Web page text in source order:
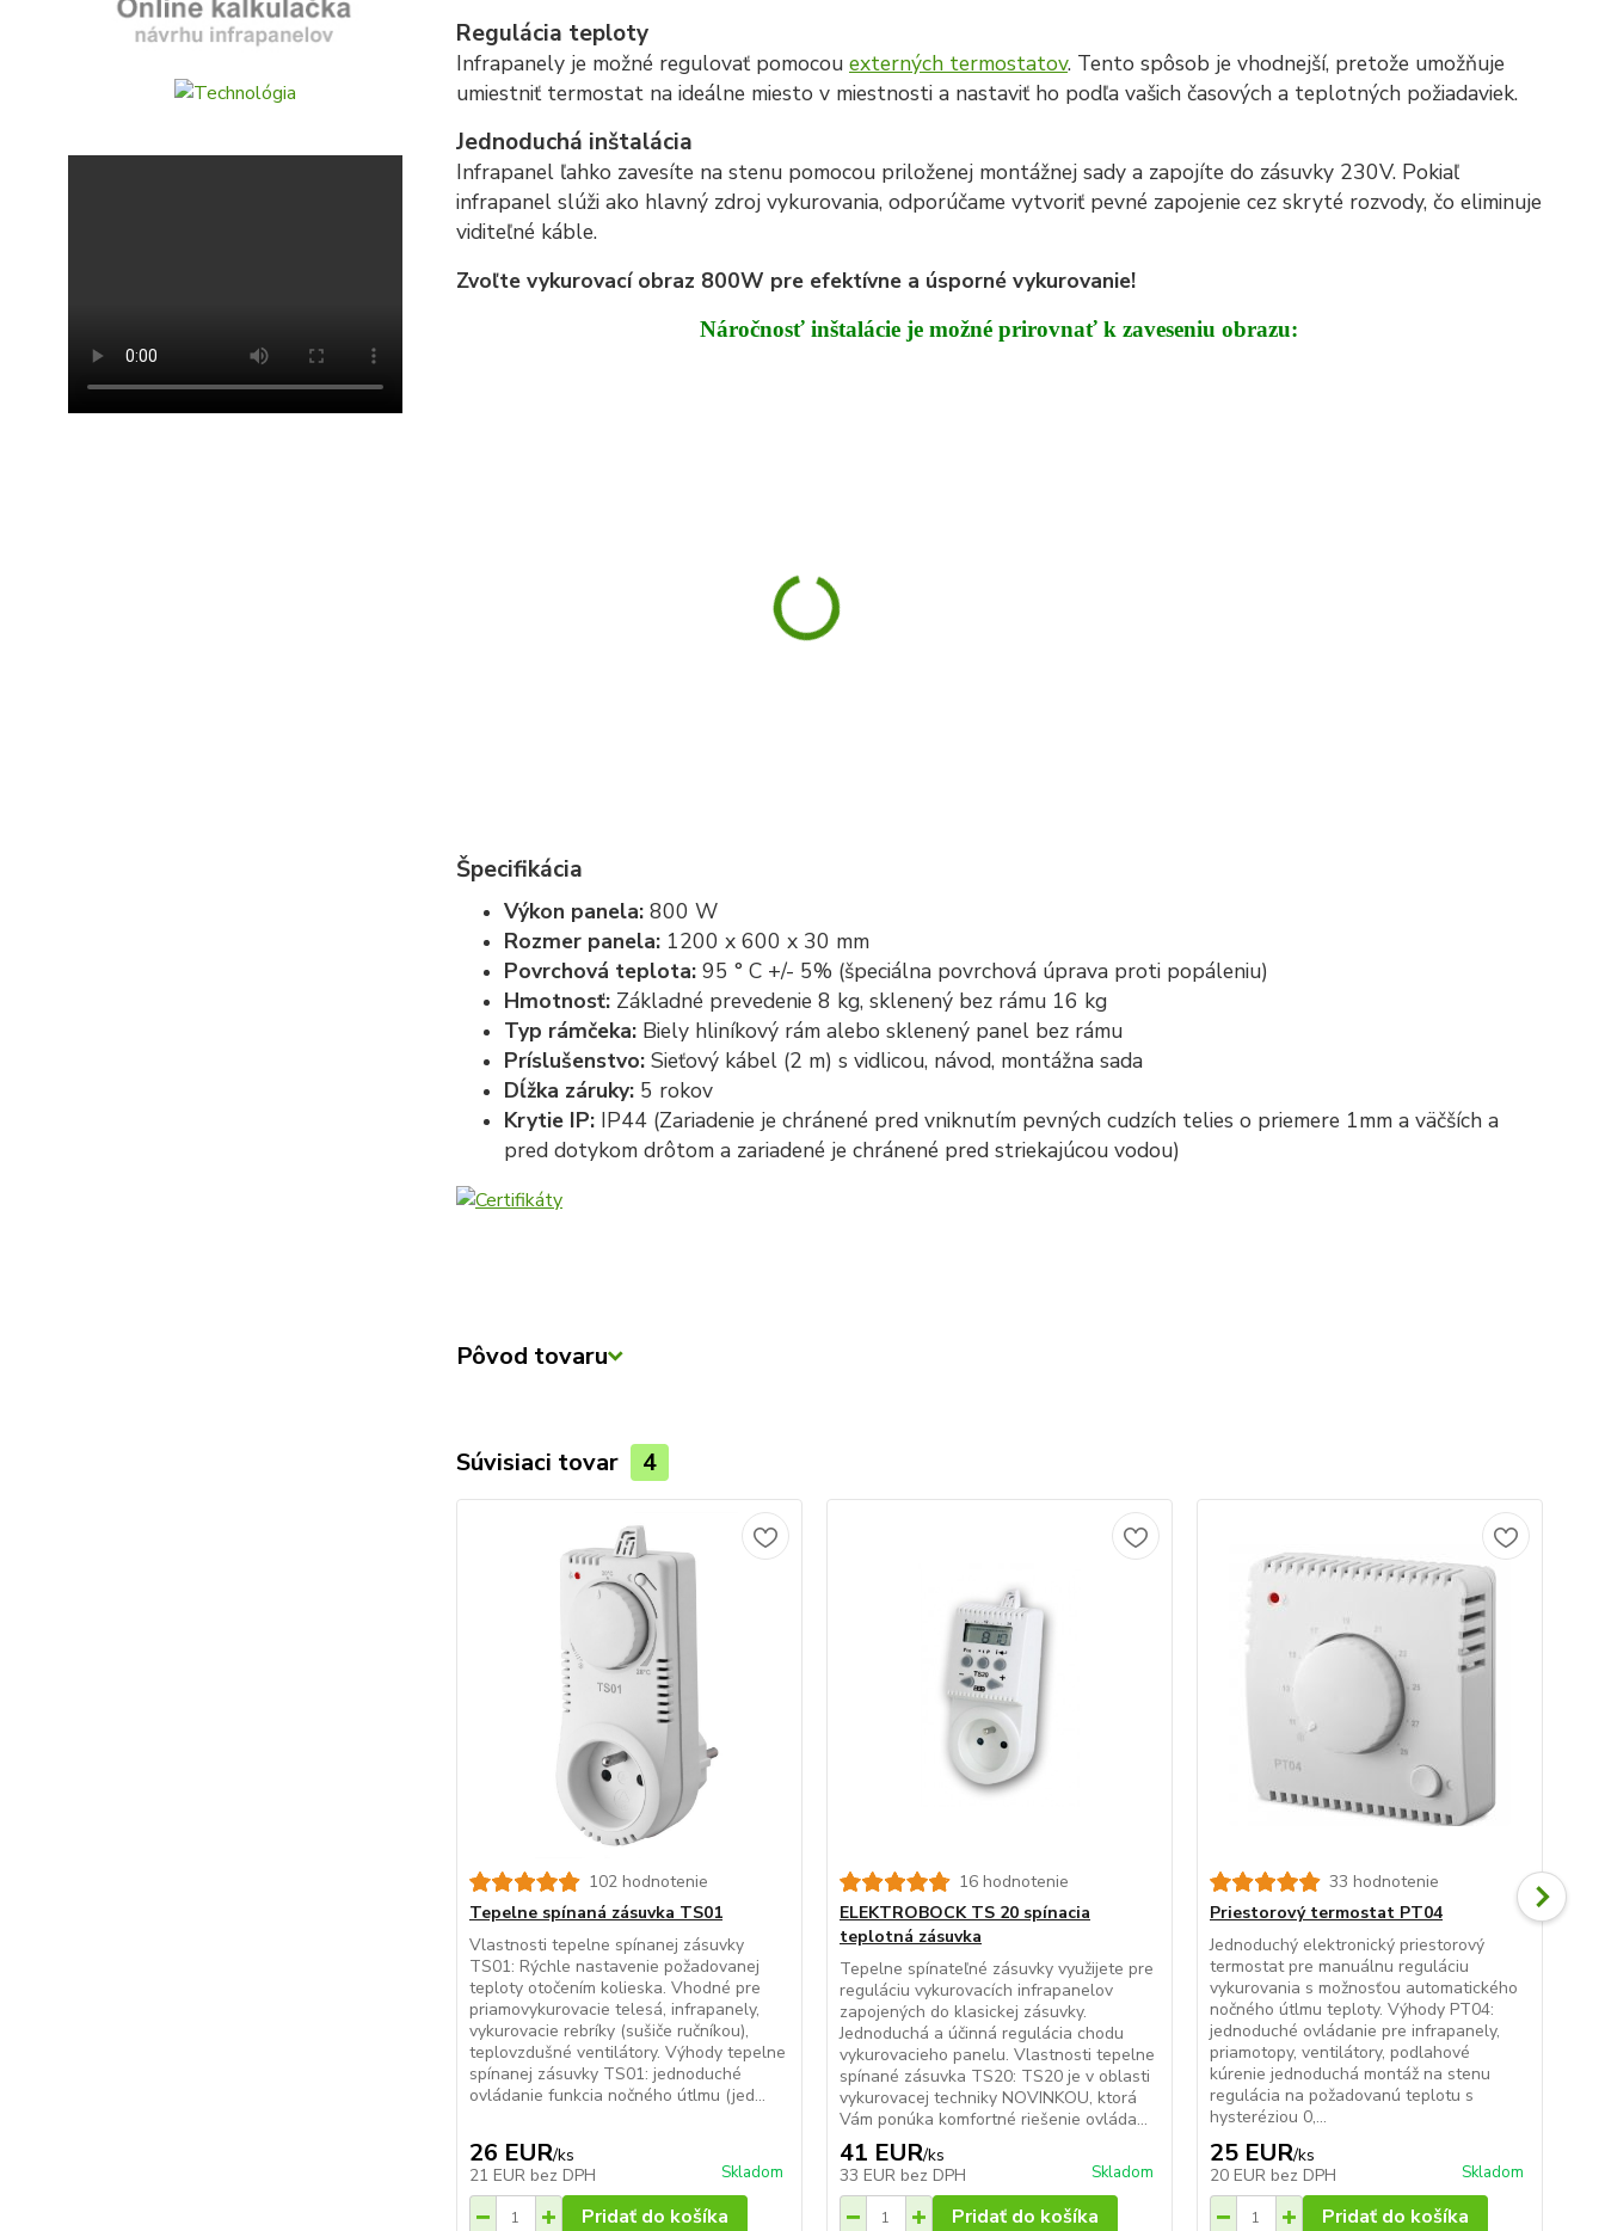
Regulácia teploty
Infrapanely je možné regulovať pomocou externých termostatov. Tento spôsob je vhodnejší, pretože umožňuje
umiestniť termostat na ideálne miesto v miestnosti a nastaviť ho podľa vašich časových a teplotných požiadaviek.
Jednoduchá inštalácia
Infrapanel ľahko zavesíte na stenu pomocou priloženej montážnej sady a zapojíte do zásuvky 230V. Pokiaľ
infrapanel slúži ako hlavný zdroj vykurovania, odporúčame vytvoriť pevné zapojenie cez skryté rozvody, čo eliminuje
viditeľné káble.
Zvoľte vykurovací obraz 800W pre efektívne a úsporné vykurovanie!
Náročnosť inštalácie je možné prirovnať k zaveseniu obrazu:
Špecifikácia
Výkon panela: 800 W
Rozmer panela: 1200 x 600 x 30 mm
Povrchová teplota:95 ° C +/- 5% (špeciálna povrchová úprava proti popáleniu)
Hmotnosť: Základné prevedenie 8 kg, sklenený bez rámu 16 kg
Typ rámčeka: Biely hliníkový rám alebo sklenený panel bez rámu
Príslušenstvo:Sieťový kábel (2 m) s vidlicou, návod, montážna sada
Dĺžka záruky: 5 rokov
Krytie IP:IP44 (Zariadenie je chránené pred vniknutím pevných cudzích telies o priemere 1mm a väčších a
pred dotykom drôtom a zariadené je chránené pred striekajúcou vodou)
Pôvod tovaru
Súvisiaci tovar 4
102 hodnotenie
Tepelne spínaná zásuvka TS01
Vlastnosti tepelne spínanej zásuvky
TS01: Rýchle nastavenie požadovanej
teploty otočením kolieska. Vhodné pre
priamovykurovacie telesá, infrapanely,
vykurovacie rebríky (sušiče ručníkou),
teplovzdušné ventilátory. Výhody tepelne
spínanej zásuvky TS01: jednoduché
ovládanie funkcia nočného útlmu (jed...
26 EUR/ks
21 EUR bez DPH Skladom
Pridať do košíka
16 hodnotenie
ELEKTROBOCK TS 20 spínacia
teplotná zásuvka
Tepelne spínateľné zásuvky využijete pre
reguláciu vykurovacích infrapanelov
zapojených do klasickej zásuvky.
Jednoduchá a účinná regulácia chodu
vykurovacieho panelu. Vlastnosti tepelne
spínané zásuvka TS20: TS20 je v oblasti
vykurovacej techniky NOVINKOU, ktorá
Vám ponúka komfortné riešenie ovláda...
41 EUR/ks
33 EUR bez DPH Skladom
Pridať do košíka
33 hodnotenie
Priestorový termostat PT04
Jednoduchý elektronický priestorový
termostat pre manuálnu reguláciu
vykurovania s možnosťou automatického
nočného útlmu teploty. Výhody PT04:
jednoduché ovládanie pre infrapanely,
priamotopy, ventilátory, podlahové
kúrenie jednoduchá montáž na stenu
regulácia na požadovanú teplotu s
hysteréziou 0,...
25 EUR/ks
20 EUR bez DPH Skladom
Pridať do košíka